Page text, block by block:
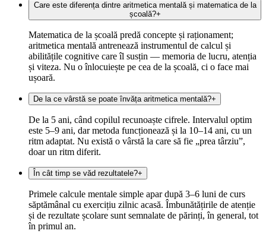
Care este diferența dintre aritmetica mentală și matematica de la
școală?+
Matematica de la școală predă concepte și raționament;
aritmetica mentală antrenează instrumentul de calcul și
abilitățile cognitive care îl susțin — memoria de lucru, atenția
și viteza. Nu o înlocuiește pe cea de la școală, ci o face mai
ușoară.
De la ce vârstă se poate învăța aritmetica mentală?+
De la 5 ani, când copilul recunoaște cifrele. Intervalul optim
este 5–9 ani, dar metoda funcționează și la 10–14 ani, cu un
ritm adaptat. Nu există o vârstă la care să fie „prea târziu”,
doar un ritm diferit.
În cât timp se văd rezultatele?+
Primele calcule mentale simple apar după 3–6 luni de curs
săptămânal cu exercițiu zilnic acasă. Îmbunătățirile de atenție
și de rezultate școlare sunt semnalate de părinți, în general, tot
în primul an.